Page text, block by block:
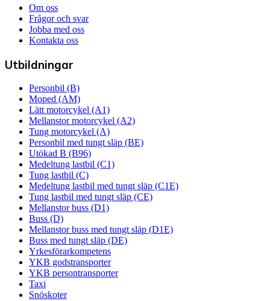
Om oss
Frågor och svar
Jobba med oss
Kontakta oss
Utbildningar
Personbil (B)
Moped (AM)
Lätt motorcykel (A1)
Mellanstor motorcykel (A2)
Tung motorcykel (A)
Personbil med tungt släp (BE)
Utökad B (B96)
Medeltung lastbil (C1)
Tung lastbil (C)
Medeltung lastbil med tungt släp (C1E)
Tung lastbil med tungt släp (CE)
Mellanstor buss (D1)
Buss (D)
Mellanstor buss med tungt släp (D1E)
Buss med tungt släp (DE)
Yrkesförarkompetens
YKB godstransporter
YKB persontransporter
Taxi
Snöskoter